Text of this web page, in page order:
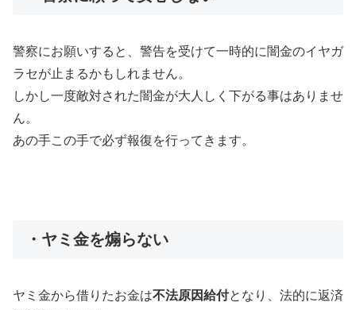
警察にお願いすると、警告を受けて一時的に闇金のイヤガ
ラセが止まるかもしれません。
しかし一度敵対された闇金が大人しく下がる事はありませ
ん。
あの手この手で必ず報復を行ってきます。
・ヤミ金を煽らない
ヤミ金から借りたお金は不法原因給付となり、法的に返済